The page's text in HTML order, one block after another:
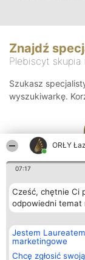
ORŁY
07:17
Cześć, chętnie Ci
odpowiedni temat
Jestem
marketingowe
Chcę zgłosić
Znajdź
Plebiscyt
Szukasz
wyszukiwarkę.
Organizator
Bright Side Solutions sp.
o. sp. k.
ul. Ruska 22